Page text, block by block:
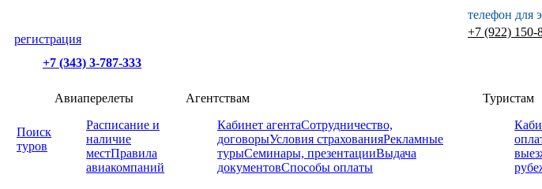
регистрация
+7 (343) 3-787-333
телефон для
+7 (922) 150-
Поиск
туров
Авиаперелеты
Расписание и
наличие
местПравила
авиакомпаний
Агентствам
Кабинет агентаСотрудничество,
договорыУсловия страхованияРекламные
турыСеминары, презентацииВыдача
документовСпособы оплаты
Туристам